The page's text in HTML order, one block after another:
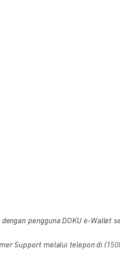
pengguna DOKU e-
Support melalui telepon di